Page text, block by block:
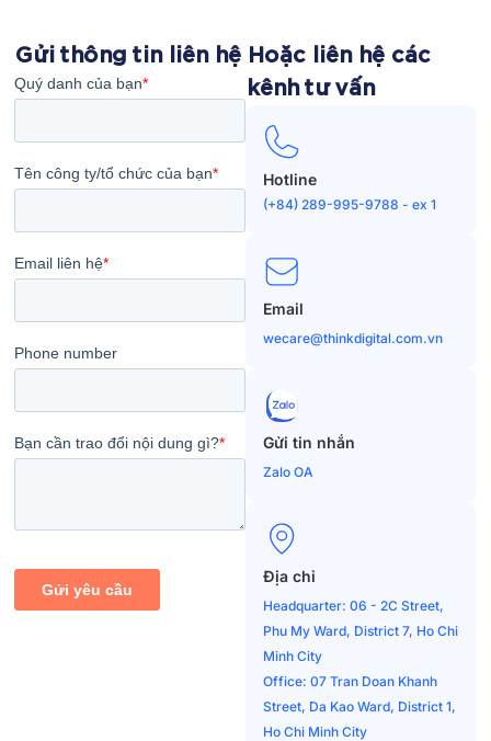
Gửi thông tin liên hệ Hoặc liên hệ các
kênh tư vấn
Hotline
(+84) 289-995-9788 - ex 1
Email
wecare@thinkdigital.com.vn
Gửi tin nhắn
Zalo OA
Địa chỉ
Headquarter: 06 - 2C Street,
Phu My Ward, District 7, Ho Chi
Minh City
Office: 07 Tran Doan Khanh
Street, Da Kao Ward, District 1,
Ho Chi Minh City